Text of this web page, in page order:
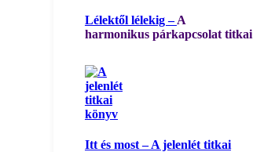
Lélektől lélekig –A
harmonikus párkapcsolat titkai
Itt és most – A jelenlét titkai